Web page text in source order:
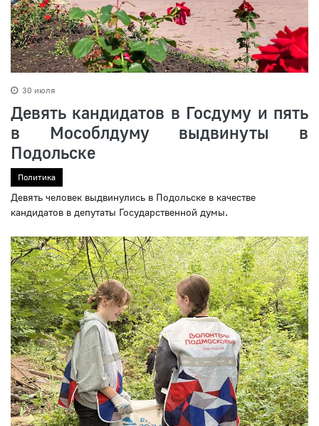
30 июля
Девять кандидатов в Госдуму и пять
в Мособлдуму выдвинуты в
Подольске
Политика
Девять человек выдвинулись в Подольске в качестве
кандидатов в депутаты Государственной думы.